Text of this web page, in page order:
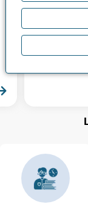
et
Chez